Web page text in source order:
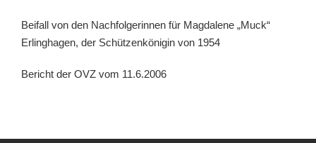
Beifall von den Nachfolgerinnen für Magdalene „Muck“
Erlinghagen, der Schützenkönigin von 1954
Bericht der OVZ vom 11.6.2006